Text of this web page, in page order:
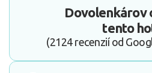
Dovolenkárov
tento
(2124 recenzií od